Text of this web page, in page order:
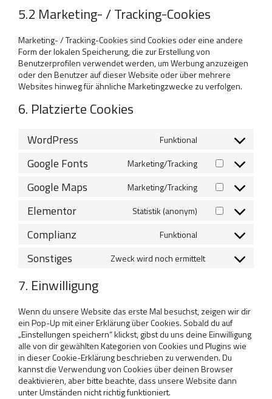
5.2 Marketing- / Tracking-Cookies
Marketing- / Tracking-Cookies sind Cookies oder eine andere
Form der lokalen Speicherung, die zur Erstellung von
Benutzerprofilen verwendet werden, um Werbung anzuzeigen
oder den Benutzer auf dieser Website oder über mehrere
Websites hinweg für ähnliche Marketingzwecke zu verfolgen.
6. Platzierte Cookies
WordPress Funktional
Consent
service
Google Fonts Marketing/Tracking
Consent
service
fonts
Google Maps Marketing/Tracking
Consent
service
Elementor Statistik (anonym)
Consent
Complianz Funktional
Consent
Sonstiges Zweck wird noch ermittelt
Consent
7. Einwilligung
Wenn du unsere Website das erste Mal besuchst, zeigen wir dir
ein Pop-Up mit einer Erklärung über Cookies. Sobald du auf
„Einstellungen speichern“ klickst, gibst du uns deine Einwilligung
alle von dir gewählten Kategorien von Cookies und Plugins wie
in dieser Cookie-Erklärung beschrieben zu verwenden. Du
kannst die Verwendung von Cookies über deinen Browser
deaktivieren, aber bitte beachte, dass unsere Website dann
unter Umständen nicht richtig funktioniert.